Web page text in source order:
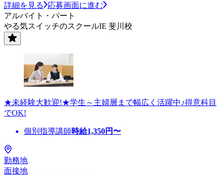
詳細を見る
応募画面に進む
アルバイト・パート
やる気スイッチのスクールIE 斐川校
★未経験大歓迎!★学生～主婦層まで幅広く活躍中♪得意科目
でOK!
個別指導講師時給1,350円〜
勤務地
面接地